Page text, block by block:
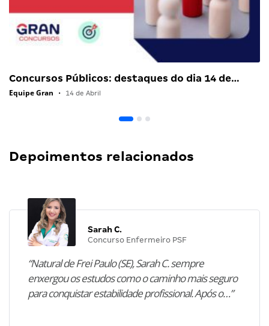
Concursos Públicos: destaques do dia 14 de…
Equipe Gran • 14 de Abril
Depoimentos relacionados
Sarah C.
Concurso Enfermeiro PSF
“Natural de Frei Paulo (SE), Sarah C. sempre
enxergou os estudos como o caminho mais seguro
para conquistar estabilidade profissional. Após o…”